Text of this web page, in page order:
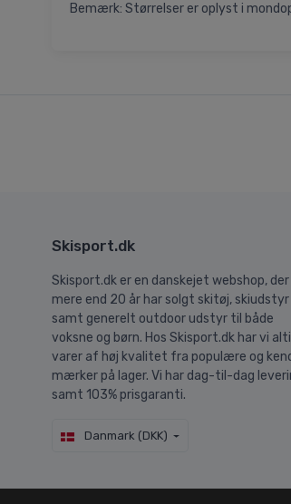
Bemærk: Størrelser er oplyst i
Skisport.dk
Skisport.dk er en danskejet webshop, der
mere end 20 år har solgt skitøj, skiudstyr
samt generelt outdoor udstyr til både
voksne og børn. Hos Skisport.dk har vi
varer af høj kvalitet fra populære og
mærker på lager. Vi har dag-til-dag
samt 103% prisgaranti.
Danmark (DKK)